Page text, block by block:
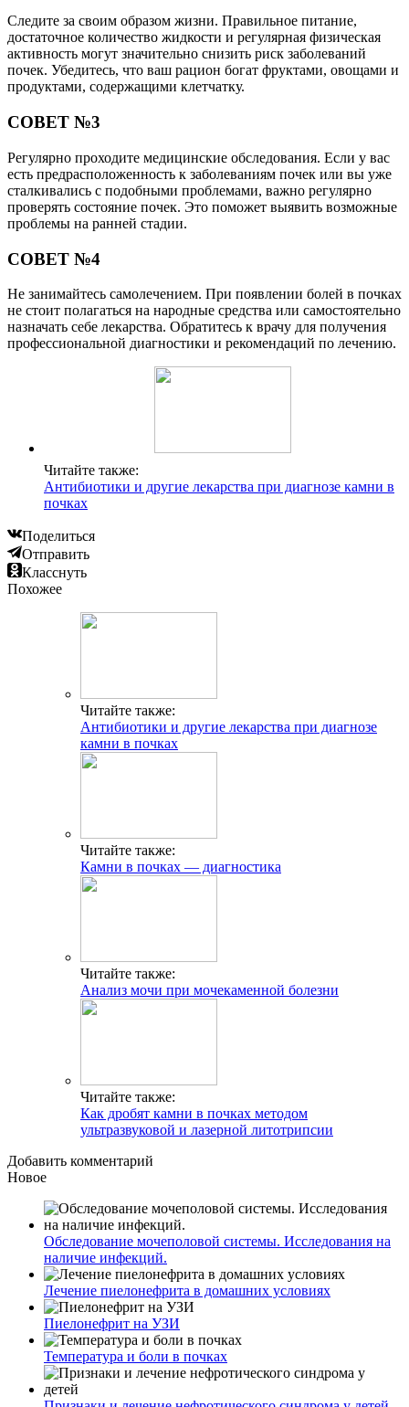
Следите за своим образом жизни. Правильное питание,
достаточное количество жидкости и регулярная физическая
активность могут значительно снизить риск заболеваний
почек. Убедитесь, что ваш рацион богат фруктами, овощами и
продуктами, содержащими клетчатку.
СОВЕТ №3
Регулярно проходите медицинские обследования. Если у вас
есть предрасположенность к заболеваниям почек или вы уже
сталкивались с подобными проблемами, важно регулярно
проверять состояние почек. Это поможет выявить возможные
проблемы на ранней стадии.
СОВЕТ №4
Не занимайтесь самолечением. При появлении болей в почках
не стоит полагаться на народные средства или самостоятельно
назначать себе лекарства. Обратитесь к врачу для получения
профессиональной диагностики и рекомендаций по лечению.
Читайте также:
Антибиотики и другие лекарства при диагнозе камни в
почках
Поделиться
Отправить
Класснуть
Похожее
Читайте также:
Антибиотики и другие лекарства при диагнозе
камни в почках
Читайте также:
Камни в почках — диагностика
Читайте также:
Анализ мочи при мочекаменной болезни
Читайте также:
Как дробят камни в почках методом
ультразвуковой и лазерной литотрипсии
Добавить комментарий
Новое
Обследование мочеполовой системы. Исследования на
наличие инфекций.
Лечение пиелонефрита в домашних условиях
Пиелонефрит на УЗИ
Температура и боли в почках